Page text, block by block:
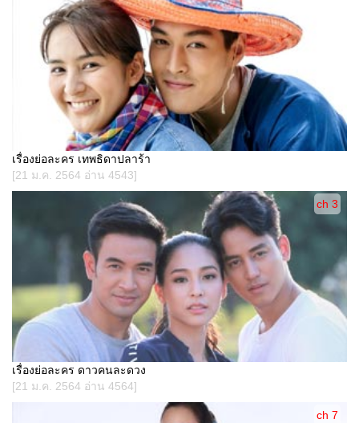
เรื่องย่อละคร เทพธิดาปลาร้า
[21 ม.ค. 2564 อ่าน 4543]
เรื่องย่อละคร ดาวคนละดวง
[21 ม.ค. 2564 อ่าน 4564]
ch 3
ch 7